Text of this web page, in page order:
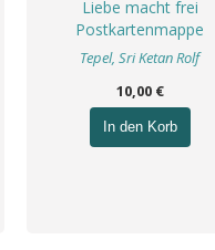
Liebe macht frei
Postkartenmappe
Tepel, Sri Ketan Rolf
10,00 €
In den Korb